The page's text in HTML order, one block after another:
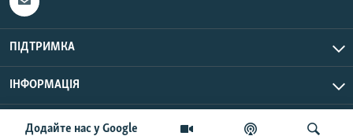
Додайте нас у Google
ПІДТРИМКА
ІНФОРМАЦІЯ
© Радіо Свобода, 2026 | Усі права застережено.
UTC+3